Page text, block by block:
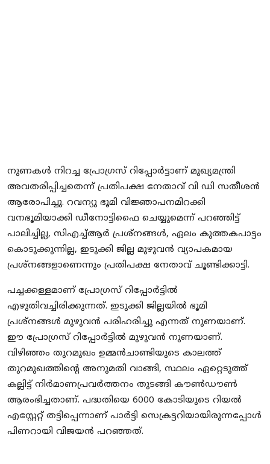
നുണകൾ നിറച്ച പ്രോഗ്രസ് റിപ്പോർട്ടാണ് മുഖ്യമന്ത്രി
അവതരിപ്പിച്ചതെന്ന് പ്രതിപക്ഷ നേതാവ് വി ഡി സതീശൻ
ആരോപിച്ചു. റവന്യു ഭൂമി വിജ്ഞാപനമിറക്കി
വനഭൂമിയാക്കി ഡീനോട്ടിഫൈ ചെയ്യുമെന്ന് പറഞ്ഞിട്ട്
പാലിച്ചില്ല, സിഎച്ച്ആർ പ്രശ്‌നങ്ങൾ, ഏലം കുത്തകപാട്ടം
കൊടുക്കുന്നില്ല, ഇടുക്കി ജില്ല മുഴുവൻ വ്യാപകമായ
പ്രശ്‌നങ്ങളാണെന്നും പ്രതിപക്ഷ നേതാവ് ചൂണ്ടിക്കാട്ടി.
പച്ചക്കള്ളമാണ് പ്രോഗ്രസ് റിപ്പോർട്ടിൽ
എഴുതിവച്ചിരിക്കുന്നത്. ഇടുക്കി ജില്ലയിൽ ഭൂമി
പ്രശ്‌നങ്ങൾ മുഴുവൻ പരിഹരിച്ചു എന്നത് നുണയാണ്.
ഈ പ്രോഗ്രസ് റിപ്പോർട്ടിൽ മുഴുവൻ നുണയാണ്.
വിഴിഞ്ഞം തുറമുഖം ഉമ്മൻചാണ്ടിയുടെ കാലത്ത്
തുറമുഖത്തിന്റെ അനുമതി വാങ്ങി, സ്ഥലം ഏറ്റെടുത്ത്
കല്ലിട്ട് നിർമാണപ്രവർത്തനം തുടങ്ങി കൗൺഡൗൺ
ആരംഭിച്ചതാണ്. പദ്ധതിയെ 6000 കോടിയുടെ റിയൽ
എസ്റ്റേറ്റ് തട്ടിപ്പെന്നാണ് പാർട്ടി സെക്രട്ടറിയായിരുന്നപ്പോൾ
പിണറായി വിജയൻ പറഞ്ഞത്.